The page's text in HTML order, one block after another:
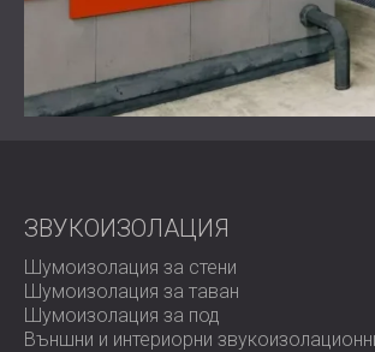
ЗВУКОИЗОЛАЦИЯ
Шумоизолация за стени
Шумоизолация за таван
Шумоизолация за под
Външни и интериорни